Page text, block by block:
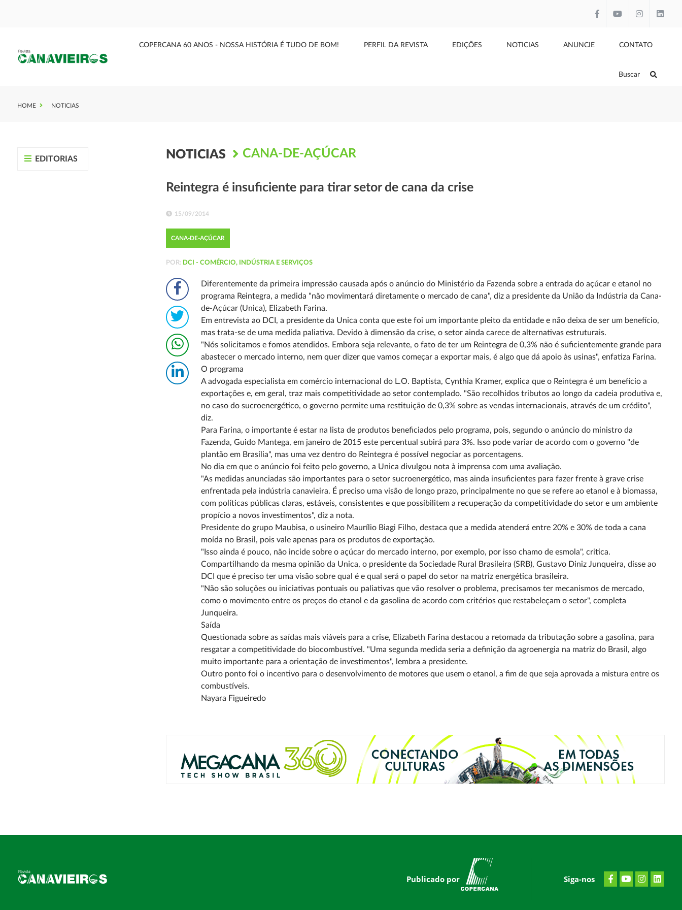
COPERCANA 60 ANOS - NOSSA HISTÓRIA É TUDO DE BOM! PERFIL DA REVISTA EDIÇÕES NOTICIAS ANUNCIE CONTATO
Buscar
HOME NOTICIAS
EDITORIAS NOTICIAS CANA-DE-AÇÚCAR
Reintegra é insuficiente para tirar setor de cana da crise
15/09/2014
CANA-DE-AÇÚCAR
POR: DCI - COMÉRCIO, INDÚSTRIA E SERVIÇOS
Diferentemente da primeira impressão causada após o anúncio do Ministério da Fazenda sobre a entrada do açúcar e etanol no
programa Reintegra, a medida "não movimentará diretamente o mercado de cana", diz a presidente da União da Indústria da Cana-
de-Açúcar (Unica), Elizabeth Farina.
Em entrevista ao DCI, a presidente da Unica conta que este foi um importante pleito da entidade e não deixa de ser um benefício,
mas trata-se de uma medida paliativa. Devido à dimensão da crise, o setor ainda carece de alternativas estruturais.
"Nós solicitamos e fomos atendidos. Embora seja relevante, o fato de ter um Reintegra de 0,3% não é suficientemente grande para
abastecer o mercado interno, nem quer dizer que vamos começar a exportar mais, é algo que dá apoio às usinas", enfatiza Farina.
O programa
A advogada especialista em comércio internacional do L.O. Baptista, Cynthia Kramer, explica que o Reintegra é um benefício a
exportações e, em geral, traz mais competitividade ao setor contemplado. "São recolhidos tributos ao longo da cadeia produtiva e,
no caso do sucroenergético, o governo permite uma restituição de 0,3% sobre as vendas internacionais, através de um crédito",
diz.
Para Farina, o importante é estar na lista de produtos beneficiados pelo programa, pois, segundo o anúncio do ministro da
Fazenda, Guido Mantega, em janeiro de 2015 este percentual subirá para 3%. Isso pode variar de acordo com o governo "de
plantão em Brasília", mas uma vez dentro do Reintegra é possível negociar as porcentagens.
No dia em que o anúncio foi feito pelo governo, a Unica divulgou nota à imprensa com uma avaliação.
"As medidas anunciadas são importantes para o setor sucroenergético, mas ainda insuficientes para fazer frente à grave crise
enfrentada pela indústria canavieira. É preciso uma visão de longo prazo, principalmente no que se refere ao etanol e à biomassa,
com políticas públicas claras, estáveis, consistentes e que possibilitem a recuperação da competitividade do setor e um ambiente
propício a novos investimentos", diz a nota.
Presidente do grupo Maubisa, o usineiro Maurílio Biagi Filho, destaca que a medida atenderá entre 20% e 30% de toda a cana
moída no Brasil, pois vale apenas para os produtos de exportação.
"Isso ainda é pouco, não incide sobre o açúcar do mercado interno, por exemplo, por isso chamo de esmola", critica.
Compartilhando da mesma opinião da Unica, o presidente da Sociedade Rural Brasileira (SRB), Gustavo Diniz Junqueira, disse ao
DCI que é preciso ter uma visão sobre qual é e qual será o papel do setor na matriz energética brasileira.
"Não são soluções ou iniciativas pontuais ou paliativas que vão resolver o problema, precisamos ter mecanismos de mercado,
como o movimento entre os preços do etanol e da gasolina de acordo com critérios que restabeleçam o setor", completa
Junqueira.
Saída
Questionada sobre as saídas mais viáveis para a crise, Elizabeth Farina destacou a retomada da tributação sobre a gasolina, para
resgatar a competitividade do biocombustível. "Uma segunda medida seria a definição da agroenergia na matriz do Brasil, algo
muito importante para a orientação de investimentos", lembra a presidente.
Outro ponto foi o incentivo para o desenvolvimento de motores que usem o etanol, a fim de que seja aprovada a mistura entre os
combustíveis.
Nayara Figueiredo
Publicado por Siga-nos